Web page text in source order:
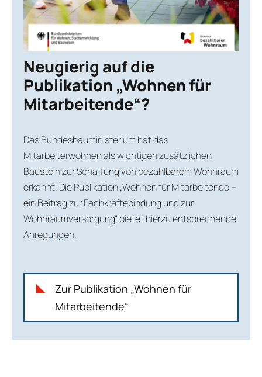
Neugierig auf die
Publikation „Wohnen für
Mitarbeitende“?
Das Bundesbauministerium hat das
Mitarbeiterwohnen als wichtigen zusätzlichen
Baustein zur Schaffung von bezahlbarem Wohnraum
erkannt. Die Publikation „Wohnen für Mitarbeitende –
ein Beitrag zur Fachkräftebindung und zur
Wohnraumversorgung“ bietet hierzu entsprechende
Anregungen.
Zur Publikation „Wohnen für
Mitarbeitende“